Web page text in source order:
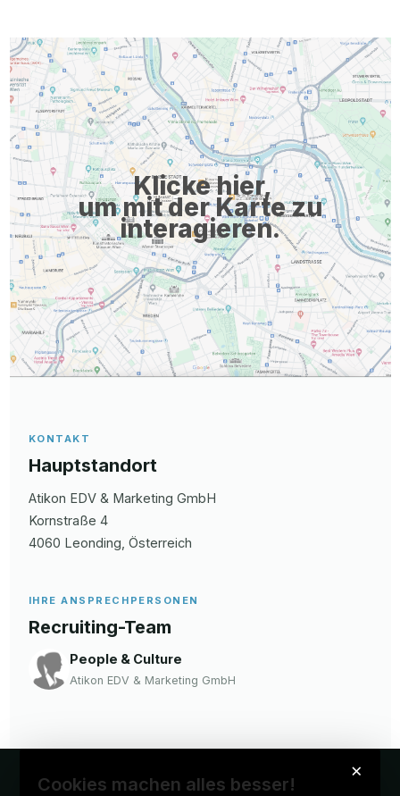
Beruf und Familie wird durch flexible Arbeitszeiten
gewährleistet und sorgt für eine gute Work-Life-Balance.
Unsere topmodernen Büroräumlichkeiten inkl.
Gemeinschaftsküche und Come-togehter-Areas sowie unsere
Sonnenterrasse sorgen für den nötigen Wohlfühlfaktor.
Frisches ...
Klicke hier,
um mit der Karte zu
interagieren.
KONTAKT
Hauptstandort
Atikon EDV & Marketing GmbH
Kornstraße 4
4060 Leonding , Österreich
IHRE ANSPRECHPERSONEN
Recruiting-Team
People & Culture
Atikon EDV & Marketing GmbH
×
Cookies machen alles besser!